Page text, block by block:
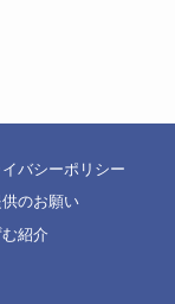
バシーポリシー
のお願い
紹介